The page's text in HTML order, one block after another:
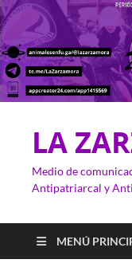
LA
Medio de
Antipatriarcal y
MENÚ